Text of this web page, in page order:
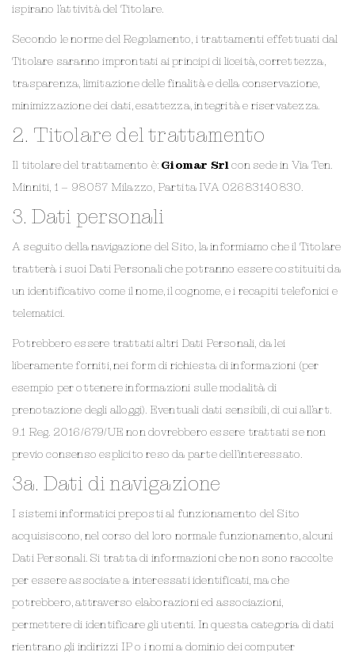
ispirano l’attività del Titolare.
Secondo le norme del Regolamento, i trattamenti effettuati dal
Titolare saranno improntati ai principi di liceità, correttezza,
trasparenza, limitazione delle finalità e della conservazione,
minimizzazione dei dati, esattezza, integrità e riservatezza.
2. Titolare del trattamento
Il titolare del trattamento è: Giomar Srlcon sede in Via Ten.
Minniti, 1 – 98057 Milazzo, Partita IVA 02683140830.
3. Dati personali
A seguito della navigazione del Sito, la informiamo che il Titolare
tratterà i suoi Dati Personali che potranno essere costituiti da
un identificativo come il nome, il cognome, e i recapiti telefonici e
telematici.
Potrebbero essere trattati altri Dati Personali, da lei
liberamente forniti, nei form di richiesta di informazioni (per
esempio per ottenere informazioni sulle modalità di
prenotazione degli alloggi). Eventuali dati sensibili, di cui all’art.
9.1 Reg. 2016/679/UE non dovrebbero essere trattati se non
previo consenso esplicito reso da parte dell’interessato.
3a. Dati di navigazione
I sistemi informatici preposti al funzionamento del Sito
acquisiscono, nel corso del loro normale funzionamento, alcuni
Dati Personali. Si tratta di informazioni che non sono raccolte
per essere associate a interessati identificati, ma che
potrebbero, attraverso elaborazioni ed associazioni,
permettere di identificare gli utenti. In questa categoria di dati
rientrano gli indirizzi IP o i nomi a dominio dei computer